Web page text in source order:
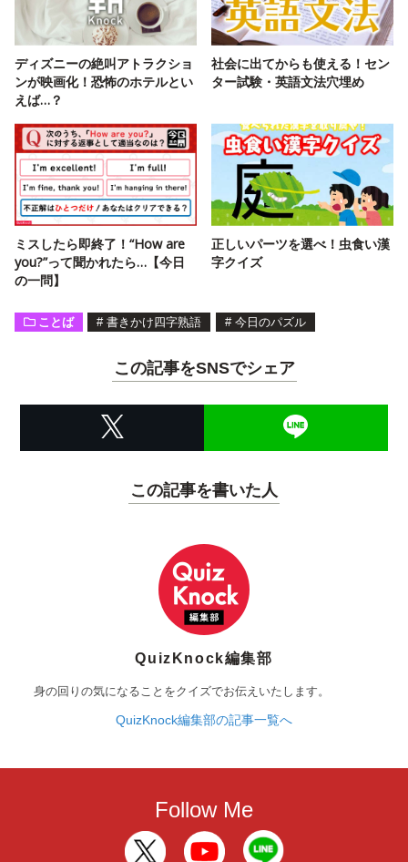
ディズニーの絶叫アトラクショ
ンが映画化！恐怖のホテルとい
えば…？
社会に出てからも使える！セン
ター試験・英語文法穴埋め
ミスしたら即終了！“How are
you?”って聞かれたら…【今日
の一問】
正しいパーツを選べ！虫食い漢
字クイズ
ことば # 書きかけ四字熟語 # 今日のパズル
この記事をSNSでシェア
この記事を書いた人
QuizKnock編集部
身の回りの気になることをクイズでお伝えいたします。
QuizKnock編集部の記事一覧へ
Follow Me